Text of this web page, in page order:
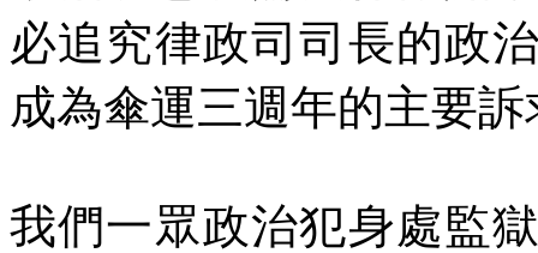
必追究律政司司長的政
成為傘運三週年的主要訴
我們一眾政治犯身處監